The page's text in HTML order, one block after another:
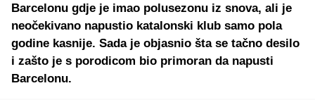
Barcelonu gdje je imao polusezonu iz snova, ali je
neočekivano napustio katalonski klub samo pola
godine kasnije. Sada je objasnio šta se tačno desilo
i zašto je s porodicom bio primoran da napusti
Barcelonu.